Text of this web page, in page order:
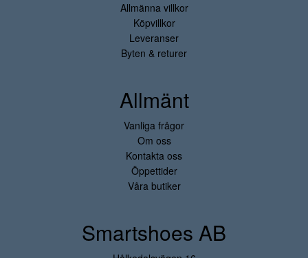
Allmänna villkor
Köpvillkor
Leveranser
Byten & returer
Allmänt
Vanliga frågor
Om oss
Kontakta oss
Öppettider
Våra butiker
Smartshoes AB